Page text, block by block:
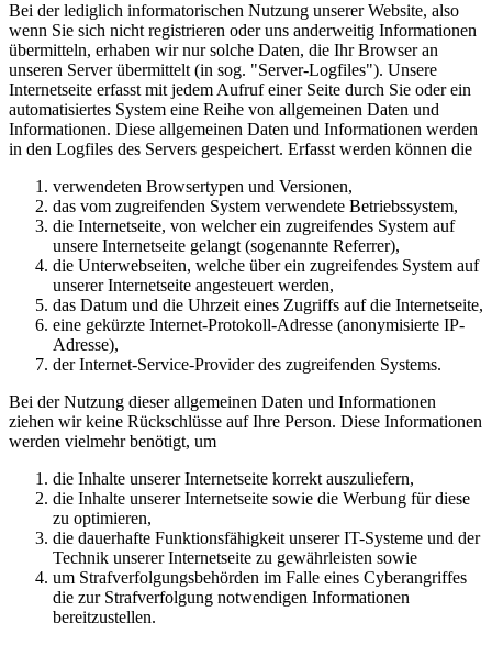
Bei der lediglich informatorischen Nutzung unserer Website, also
wenn Sie sich nicht registrieren oder uns anderweitig Informationen
übermitteln, erhaben wir nur solche Daten, die Ihr Browser an
unseren Server übermittelt (in sog. "Server-Logfiles"). Unsere
Internetseite erfasst mit jedem Aufruf einer Seite durch Sie oder ein
automatisiertes System eine Reihe von allgemeinen Daten und
Informationen. Diese allgemeinen Daten und Informationen werden
in den Logfiles des Servers gespeichert. Erfasst werden können die
verwendeten Browsertypen und Versionen,
das vom zugreifenden System verwendete Betriebssystem,
die Internetseite, von welcher ein zugreifendes System auf
unsere Internetseite gelangt (sogenannte Referrer),
die Unterwebseiten, welche über ein zugreifendes System auf
unserer Internetseite angesteuert werden,
das Datum und die Uhrzeit eines Zugriffs auf die Internetseite,
eine gekürzte Internet-Protokoll-Adresse (anonymisierte IP-
Adresse),
der Internet-Service-Provider des zugreifenden Systems.
Bei der Nutzung dieser allgemeinen Daten und Informationen
ziehen wir keine Rückschlüsse auf Ihre Person. Diese Informationen
werden vielmehr benötigt, um
die Inhalte unserer Internetseite korrekt auszuliefern,
die Inhalte unserer Internetseite sowie die Werbung für diese
zu optimieren,
die dauerhafte Funktionsfähigkeit unserer IT-Systeme und der
Technik unserer Internetseite zu gewährleisten sowie
um Strafverfolgungsbehörden im Falle eines Cyberangriffes
die zur Strafverfolgung notwendigen Informationen
bereitzustellen.